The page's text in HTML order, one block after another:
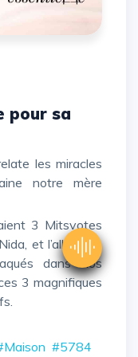
notre mère
et l’allumage
dans nos
3 magnifiques
#5784